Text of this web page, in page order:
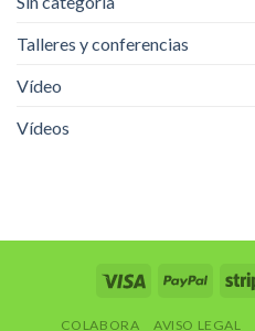
Talleres y conferencias
Vídeo
Vídeos
COLABORA AVISO LEGAL